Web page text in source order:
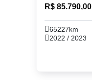
R$ 85.790,00
65227km
2022 / 2023